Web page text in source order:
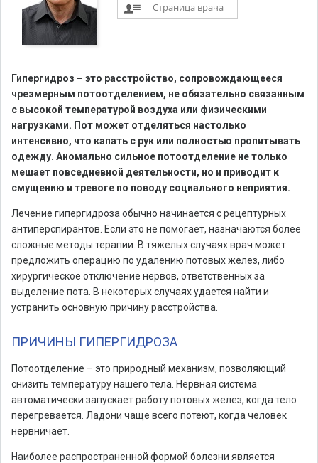
Страница врача
Гипергидроз – это расстройство, сопровождающееся
чрезмерным потоотделением, не обязательно связанным
с высокой температурой воздуха или физическими
нагрузками. Пот может отделяться настолько
интенсивно, что капать с рук или полностью пропитывать
одежду. Аномально сильное потоотделение не только
мешает повседневной деятельности, но и приводит к
смущению и тревоге по поводу социального неприятия.
Лечение гипергидроза обычно начинается с рецептурных
антиперспирантов. Если это не помогает, назначаются более
сложные методы терапии. В тяжелых случаях врач может
предложить операцию по удалению потовых желез, либо
хирургическое отключение нервов, ответственных за
выделение пота. В некоторых случаях удается найти и
устранить основную причину расстройства.
ПРИЧИНЫ ГИПЕРГИДРОЗА
Потоотделение – это природный механизм, позволяющий
снизить температуру нашего тела. Нервная система
автоматически запускает работу потовых желез, когда тело
перегревается. Ладони чаще всего потеют, когда человек
нервничает.
Наиболее распространенной формой болезни является